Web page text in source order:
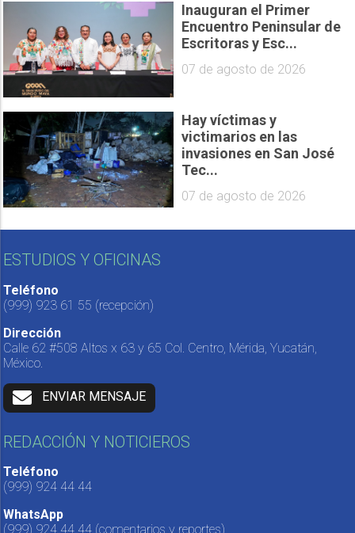
Inauguran el Primer
Encuentro Peninsular de
Escritoras y Esc...
07 de agosto de 2026
Hay víctimas y
victimarios en las
invasiones en San José
Tec...
07 de agosto de 2026
ESTUDIOS Y OFICINAS
Teléfono
(999) 923 61 55 (recepción)
Dirección
Calle 62 #508 Altos x 63 y 65 Col. Centro, Mérida, Yucatán,
México.
ENVIAR MENSAJE
REDACCIÓN Y NOTICIEROS
Teléfono
(999) 924 44 44
WhatsApp
(999) 924 44 44 (comentarios y reportes)